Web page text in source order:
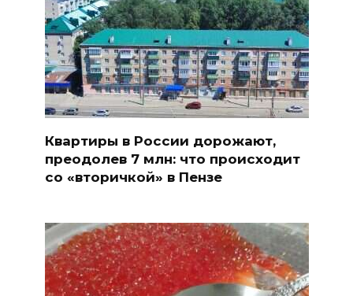
Квартиры в России дорожают,
преодолев 7 млн: что происходит
со «вторичкой» в Пензе